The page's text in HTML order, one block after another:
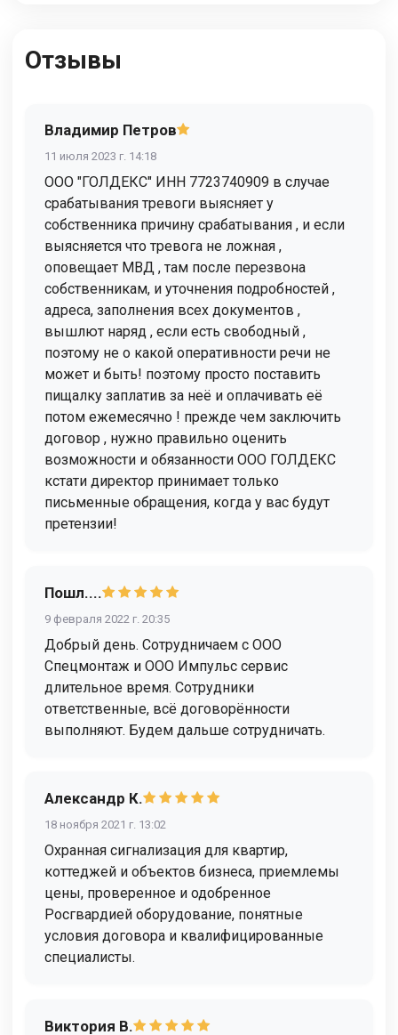
Отзывы
Владимир Петров
11 июля 2023 г. 14:18
ООО "ГОЛДЕКС" ИНН 7723740909 в случае
срабатывания тревоги выясняет у
собственника причину срабатывания , и если
выясняется что тревога не ложная ,
оповещает МВД , там после перезвона
собственникам, и уточнения подробностей ,
адреса, заполнения всех документов ,
вышлют наряд , если есть свободный ,
поэтому не о какой оперативности речи не
может и быть! поэтому просто поставить
пищалку заплатив за неё и оплачивать её
потом ежемесячно ! прежде чем заключить
договор , нужно правильно оценить
возможности и обязанности ООО ГОЛДЕКС
кстати директор принимает только
письменные обращения, когда у вас будут
претензии!
Пошл....
9 февраля 2022 г. 20:35
Добрый день. Сотрудничаем с ООО
Спецмонтаж и ООО Импульс сервис
длительное время. Сотрудники
ответственные, всё договорённости
выполняют. Будем дальше сотрудничать.
Александр К.
18 ноября 2021 г. 13:02
Охранная сигнализация для квартир,
коттеджей и объектов бизнеса, приемлемы
цены, проверенное и одобренное
Росгвардией оборудование, понятные
условия договора и квалифицированные
специалисты.
Виктория В.